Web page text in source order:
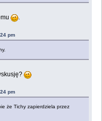
.
pm
pm
że Tichy zapierdziela przez